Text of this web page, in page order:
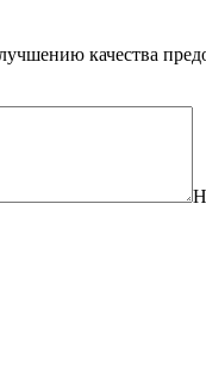
качества